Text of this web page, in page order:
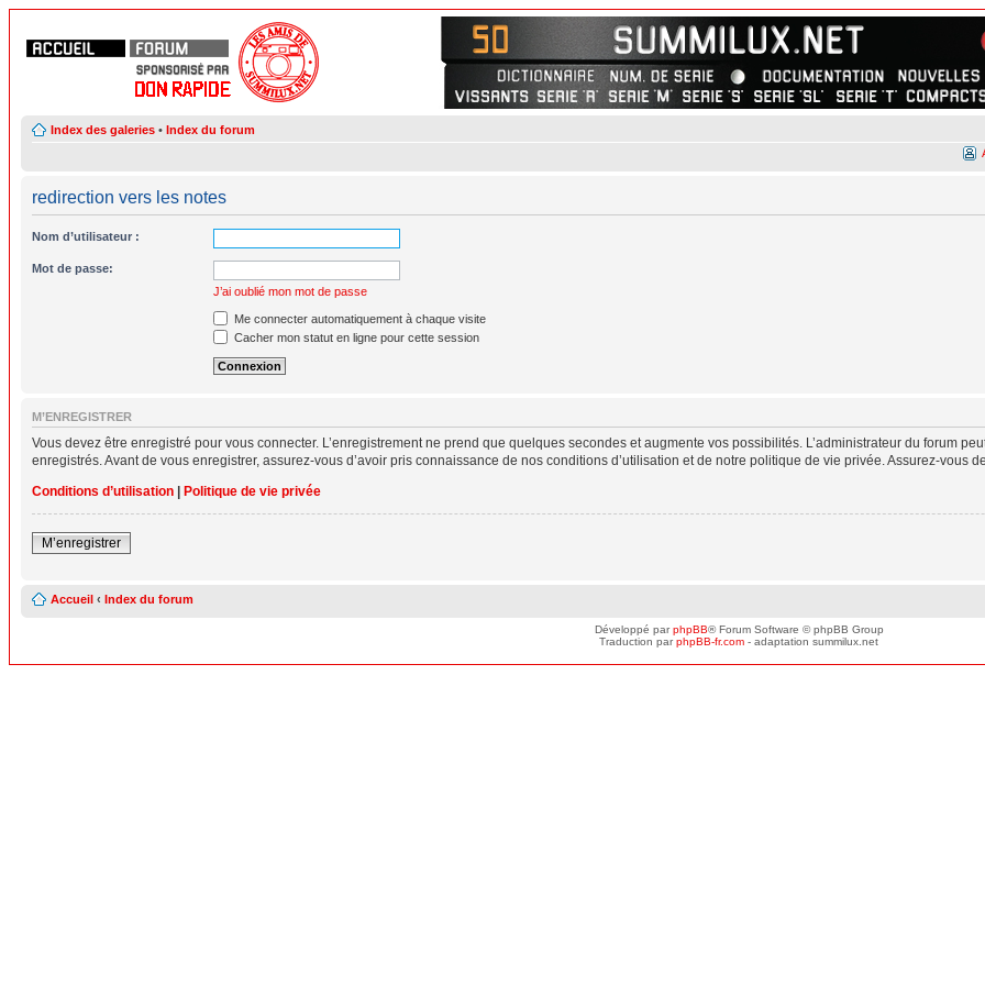
Index des galeries • Index du forum
redirection vers les notes
Nom d’utilisateur :
Mot de passe:
J’ai oublié mon mot de passe
Me connecter automatiquement à chaque visite
Cacher mon statut en ligne pour cette session
M’ENREGISTRER
Vous devez être enregistré pour vous connecter. L’enregistrement ne prend que quelques secondes et augmente vos possibilités. L’administrateur du forum
enregistrés. Avant de vous enregistrer, assurez-vous d’avoir pris connaissance de nos conditions d’utilisation et de notre politique de vie privée. Assurez-vous
Conditions d’utilisation | Politique de vie privée
M’enregistrer
Accueil ‹ Index du forum
Développé parphpBB® Forum Software © phpBB Group
Traduction parphpBB-fr.com - adaptation summilux.net